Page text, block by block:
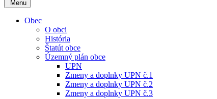
Menu
Obec
O obci
História
Štatút obce
Územný plán obce
UPN
Zmeny a doplnky UPN č.1
Zmeny a doplnky UPN č.2
Zmeny a doplnky UPN č.3